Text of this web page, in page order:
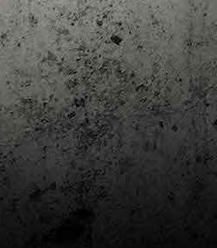
Barcelona
la 42a edició de Còmic
la vida).
tornaré, aquest cop per participar a
de teoria i divulgació del
la sala còmic 6, molt ben
i divulgació del còmic en els temps